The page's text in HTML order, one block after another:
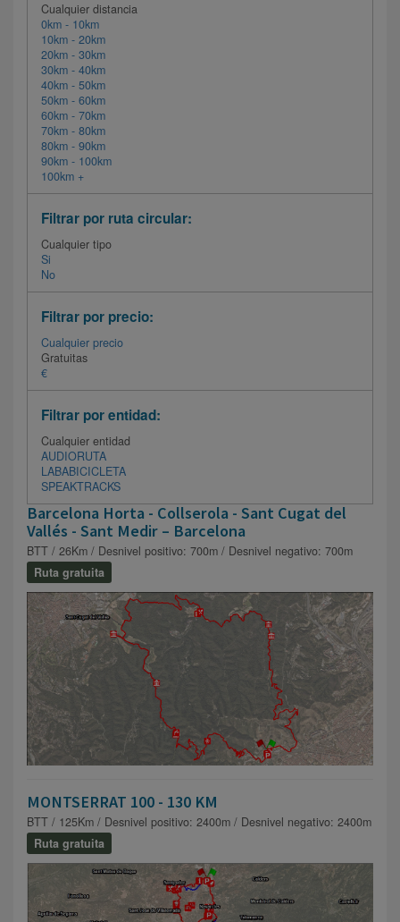
Cualquier distancia
0km - 10km
10km - 20km
20km - 30km
30km - 40km
40km - 50km
50km - 60km
60km - 70km
70km - 80km
80km - 90km
90km - 100km
100km +
Filtrar por ruta circular:
Cualquier tipo
Si
No
Filtrar por precio:
Cualquier precio
Gratuitas
€
Filtrar por entidad:
Cualquier entidad
AUDIORUTA
LABABICICLETA
SPEAKTRACKS
Barcelona Horta - Collserola - Sant Cugat del
Vallés - Sant Medir – Barcelona
BTT / 26Km / Desnivel positivo: 700m / Desnivel negativo: 700m
Ruta gratuita
MONTSERRAT 100 - 130 KM
BTT / 125Km / Desnivel positivo: 2400m / Desnivel negativo: 2400m
Ruta gratuita